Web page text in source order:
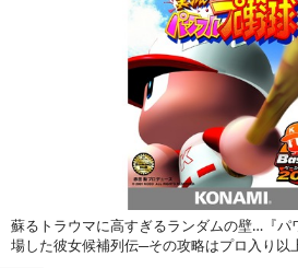
蘇るトラウマに高すぎるランダムの壁…『パ
場した彼女候補列伝─その攻略はプロ入り以